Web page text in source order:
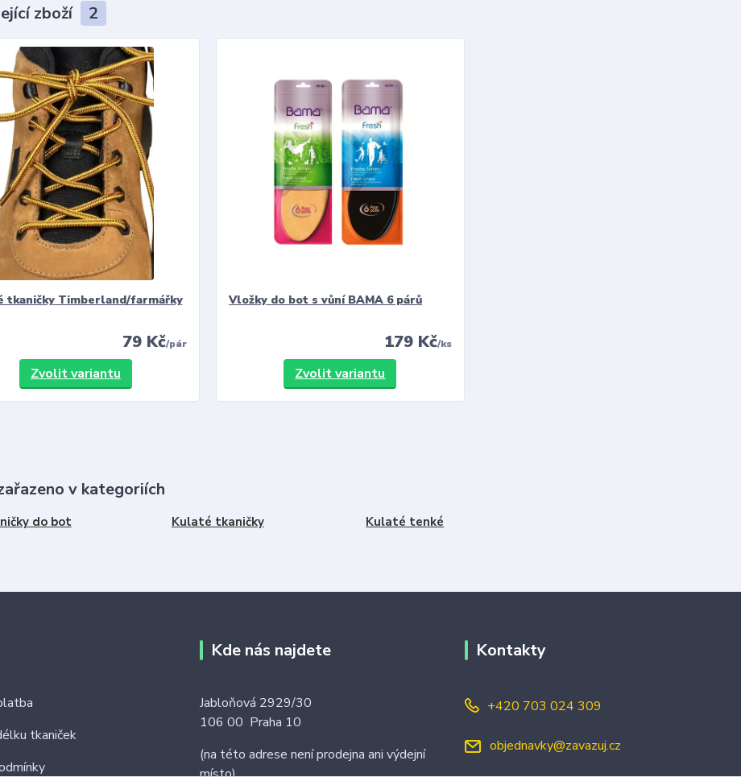
zboží 2
tkaničky Timberland/farmářky
79 Kč/pár
Zvolit variantu
Vložky do bot s vůní BAMA 6 párů
179 Kč/ks
Zvolit variantu
v kategoriích
do bot Kulaté tkaničky Kulaté tenké
tkaniček
Kde nás najdete
Jabloňová 2929/30
106 00 Praha 10
(na této adrese není prodejna ani výdejní
Kontakty
+420 703 024 309
objednavky@zavazuj.cz